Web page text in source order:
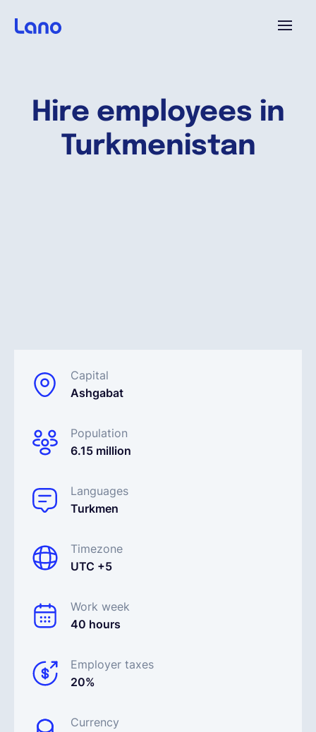
Hire employees in
Turkmenistan
Capital
Ashgabat
Population
6.15 million
Languages
Turkmen
Timezone
UTC +5
Work week
40 hours
Employer taxes
20%
Currency
¿Por qué Lano?
Solicita una demo
EOR & Payroll
Contractor Management